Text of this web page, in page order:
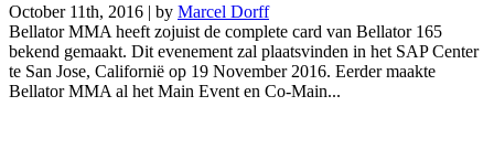
October 11th, 2016 | by Marcel Dorff
Bellator MMA heeft zojuist de complete card van Bellator 165
bekend gemaakt. Dit evenement zal plaatsvinden in het SAP Center
te San Jose, Californië op 19 November 2016. Eerder maakte
Bellator MMA al het Main Event en Co-Main...